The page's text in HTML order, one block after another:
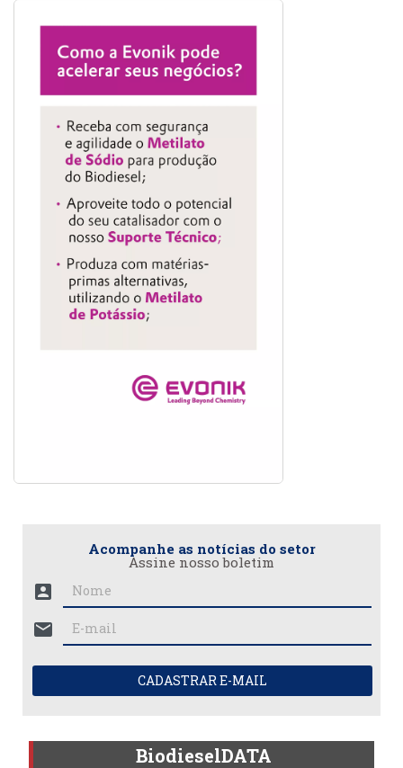
Acompanhe as notícias do setor
Assine nosso boletim
account_box
mail
CADASTRAR E-MAIL
BiodieselDATA